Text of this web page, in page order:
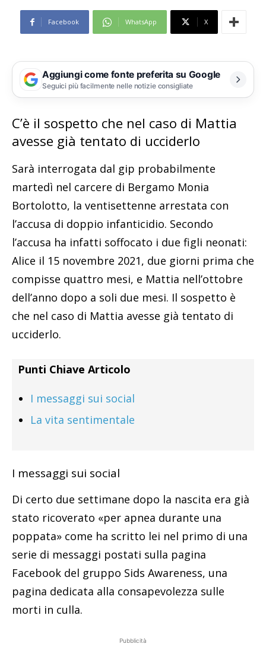
Facebook WhatsApp X
Aggiungi come fonte preferita su Google
Seguici più facilmente nelle notizie consigliate
C’è il sospetto che nel caso di Mattia
avesse già tentato di ucciderlo
Sarà interrogata dal gip probabilmente
martedì nel carcere di Bergamo Monia
Bortolotto, la ventisettenne arrestata con
l’accusa di doppio infanticidio. Secondo
l’accusa ha infatti soffocato i due figli neonati:
Alice il 15 novembre 2021, due giorni prima che
compisse quattro mesi, e Mattia nell’ottobre
dell’anno dopo a soli due mesi. Il sospetto è
che nel caso di Mattia avesse già tentato di
ucciderlo.
Punti Chiave Articolo
I messaggi sui social
La vita sentimentale
I messaggi sui social
Di certo due settimane dopo la nascita era già
stato ricoverato «per apnea durante una
poppata» come ha scritto lei nel primo di una
serie di messaggi postati sulla pagina
Facebook del gruppo Sids Awareness, una
pagina dedicata alla consapevolezza sulle
morti in culla.
Pubblicità